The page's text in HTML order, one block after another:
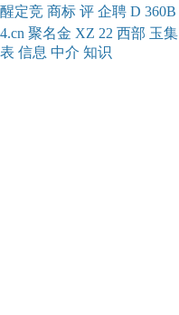
醒定竞 商标 评 企聘 D 360B
4.cn 聚名金 XZ 22 西部 玉集
表 信息 中介 知识